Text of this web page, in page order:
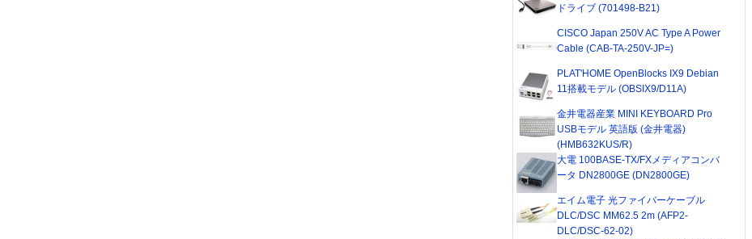
ドライブ (701498-B21)
CISCO Japan 250V AC Type A Power
Cable (CAB-TA-250V-JP=)
PLAT'HOME OpenBlocks IX9 Debian
11搭載モデル (OBSIX9/D11A)
金井電器産業 MINI KEYBOARD Pro
USBモデル 英語版 (金井電器)
(HMB632KUS/R)
大電 100BASE-TX/FXメディアコンバ
ータ DN2800GE (DN2800GE)
エイム電子 光ファイバーケーブル
DLC/DSC MM62.5 2m (AFP2-
DLC/DSC-62-02)